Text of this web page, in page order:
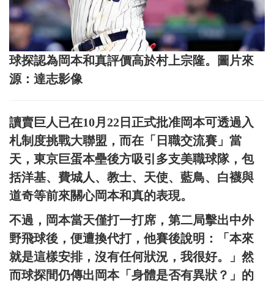
球探認為岡本和真評價高於村上宗隆。圖片來
源：達志影像
讀賣巨人已在10月22日正式批准岡本可透過入
札制度挑戰大聯盟，而在「日職交流賽」當
天，東京巨蛋本壘後方吸引多支美職球隊，包
括洋基、費城人、教士、天使、藍鳥、白襪與
道奇等前來關心岡本和真的表現。
不過，岡本當天僅打一打席，第二局擊出中外
野飛球後，便遭換代打，他賽後說明：「本來
就是這樣安排，沒有任何狀況，我很好。」然
而球探間仍傳出岡本「身體是否有異狀？」的